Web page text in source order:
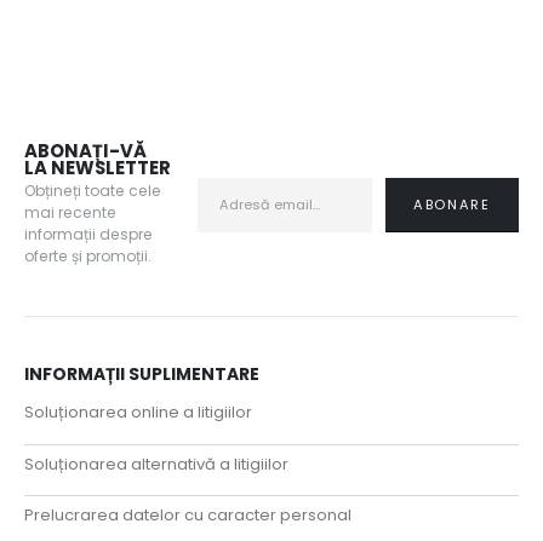
ABONAȚI-VĂ
LA NEWSLETTER
Obțineți toate cele
mai recente
informații despre
oferte și promoții.
INFORMAȚII SUPLIMENTARE
Soluționarea online a litigiilor
Soluționarea alternativă a litigiilor
Prelucrarea datelor cu caracter personal